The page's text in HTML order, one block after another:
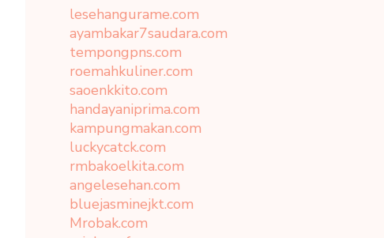
lesehangurame.com
ayambakar7saudara.com
tempongpns.com
roemahkuliner.com
saoenkkito.com
handayaniprima.com
kampungmakan.com
luckycatck.com
rmbakoelkita.com
angelesehan.com
bluejasminejkt.com
Mrobak.com